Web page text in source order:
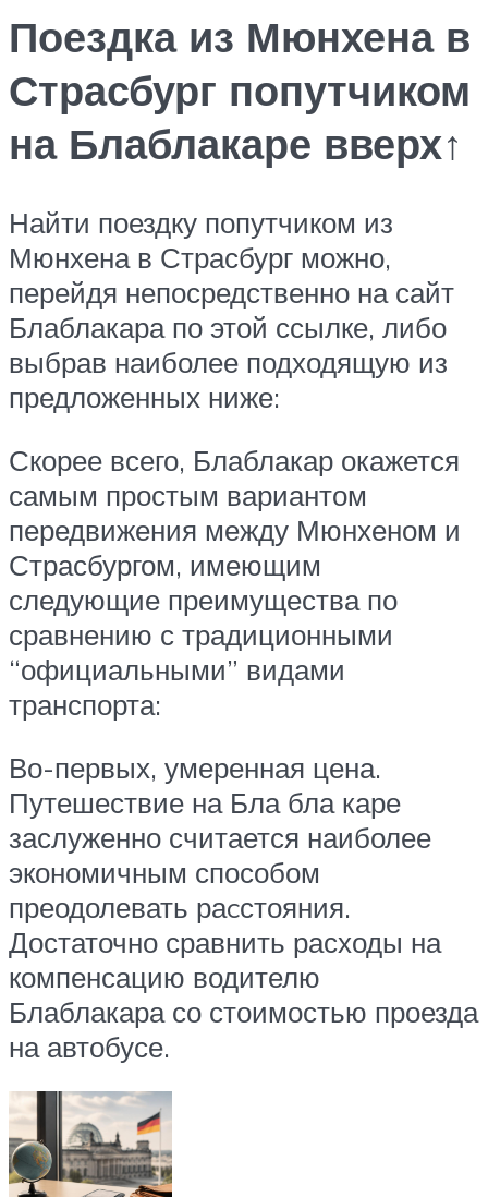
Поездка из Мюнхена в
Страсбург попутчиком
на Блаблакаре вверх↑
Найти поездку попутчиком из
Мюнхена в Страсбург можно,
перейдя непосредственно на сайт
Блаблакара по этой ссылке, либо
выбрав наиболее подходящую из
предложенных ниже:
Скорее всего, Блаблакар окажется
самым простым вариантом
передвижения между Мюнхеном и
Страсбургом, имеющим
следующие преимущества по
сравнению с традиционными
“официальными” видами
транспорта:
Во-первых, умеренная цена.
Путешествие на Бла бла каре
заслуженно считается наиболее
экономичным способом
преодолевать раcстояния.
Достаточно сравнить расходы на
компенсацию водителю
Блаблакара со стоимостью проезда
на автобусе.